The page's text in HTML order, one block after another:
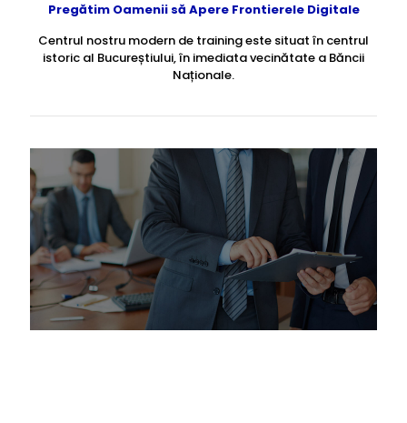
Pregătim Oamenii să Apere Frontierele Digitale
Centrul nostru modern de training este situat în centrul
istoric al Bucureștiului, în imediata vecinătate a Băncii
Naționale.